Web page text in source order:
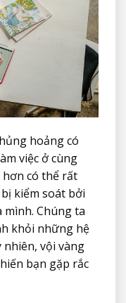
hoảng có
việc ở cùng
hơn có thể rất
kiểm soát bởi
mình. Chúng ta
khỏi những hệ
nhiên, vội vàng
bạn gặp rắc